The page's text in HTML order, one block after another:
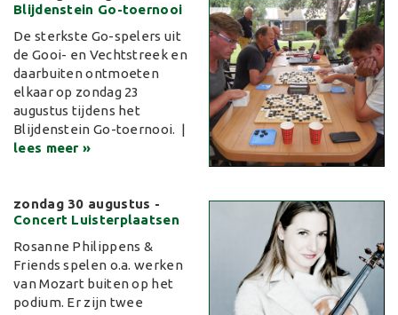
Blijdenstein Go-toernooi
De sterkste Go-spelers uit
de Gooi- en Vechtstreek en
daarbuiten ontmoeten
elkaar op zondag 23
augustus tijdens het
Blijdenstein Go-toernooi. |
lees meer »
zondag 30 augustus -
Concert Luisterplaatsen
Rosanne Philippens &
Friends spelen o.a. werken
van Mozart buiten op het
podium. Er zijn twee